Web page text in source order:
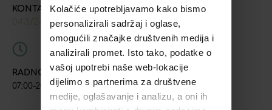
Kolačiće upotrebljavamo kako bismo
personalizirali sadržaj i oglase,
omogućili značajke društvenih medija i
analizirali promet. Isto tako, podatke o
vašoj upotrebi naše web-lokacije
dijelimo s partnerima za društvene
medije, oglašavanje i analizu, a oni ih
KONTAKT TELEFONI
043/241-907,091/618-9163,091/603-8577
RADNO VRIJEME
07:00-20:00